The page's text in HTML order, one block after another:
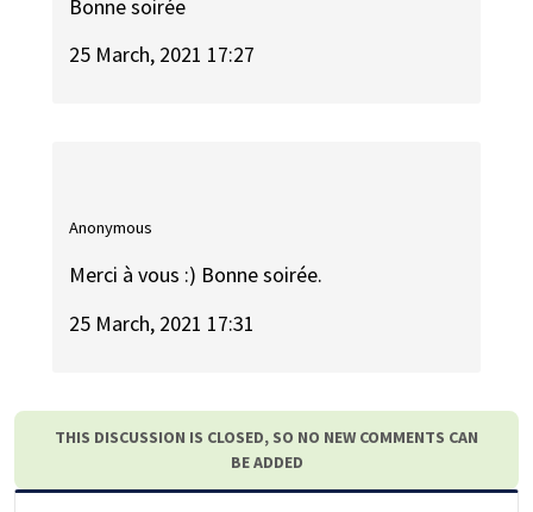
Bonne soirée
25 March, 2021 17:27
Anonymous
Merci à vous :) Bonne soirée.
25 March, 2021 17:31
THIS DISCUSSION IS CLOSED, SO NO NEW COMMENTS CAN
BE ADDED